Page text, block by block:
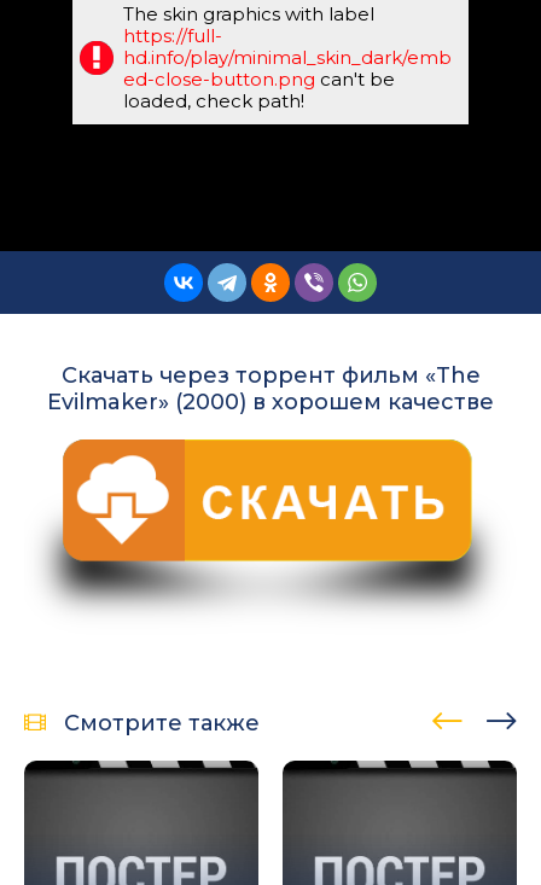
The skin graphics with label
https://full-
hd.info/play/minimal_skin_dark/emb
ed-close-button.png can't be
loaded, check path!
Скачать через торрент фильм «The
Evilmaker» (2000) в хорошем качестве
Смотрите также